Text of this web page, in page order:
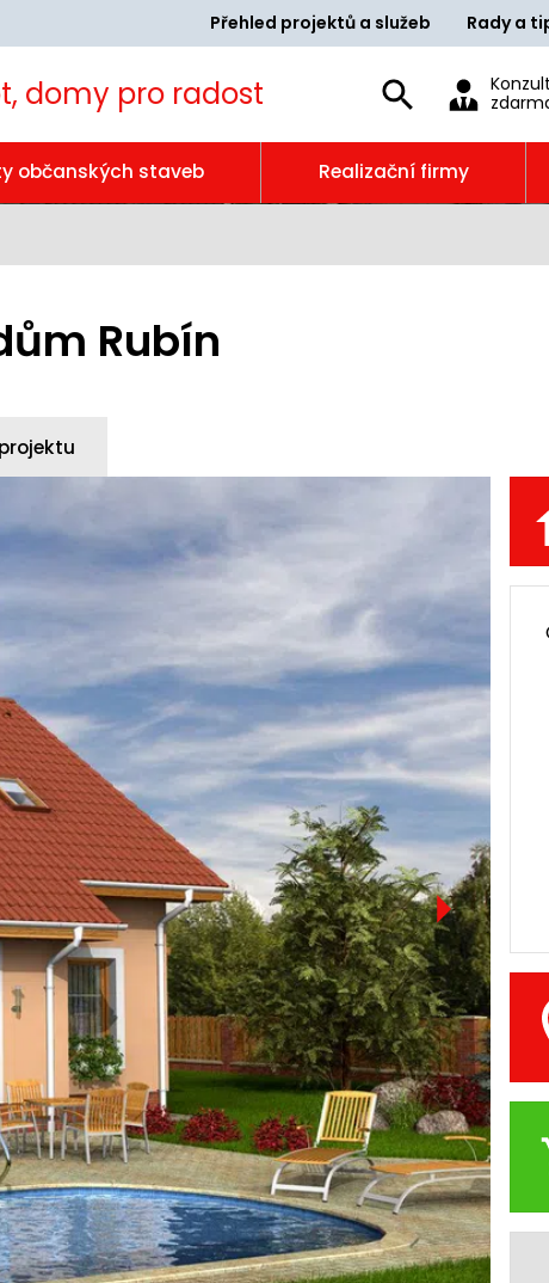
Přehled projektů a služeb Rady a
domy pro radost
občanských staveb Realizační firmy
Rubín